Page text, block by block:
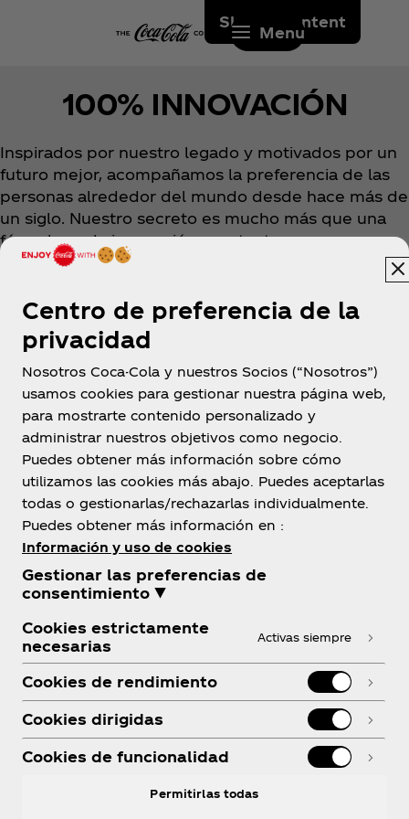
Skip to content
Menu
100% INNOVACIÓN
Inspirados por nuestro legado y motivados por un
futuro mejor, acompañamos la preferencia de las
personas alrededor del mundo desde hace más de
un siglo. Nuestro secreto es mucho más que una
fórmula: es la innovación constante.
Argentina
Sobre Nosotros
Legal
Centro de preferencia de la
privacidad
Nosotros Coca-Cola y nuestros Socios (“Nosotros”)
usamos cookies para gestionar nuestra página web,
para mostrarte contenido personalizado y
administrar nuestros objetivos como negocio.
Puedes obtener más información sobre cómo
utilizamos las cookies más abajo. Puedes aceptarlas
todas o gestionarlas/rechazarlas individualmente.
Puedes obtener más información en :
Información y uso de cookies
Gestionar las preferencias de
consentimiento ▼
Cookies estrictamente
necesarias
Activas siempre
Cookies de rendimiento
Cookies dirigidas
Cookies de funcionalidad
Permitirlas todas